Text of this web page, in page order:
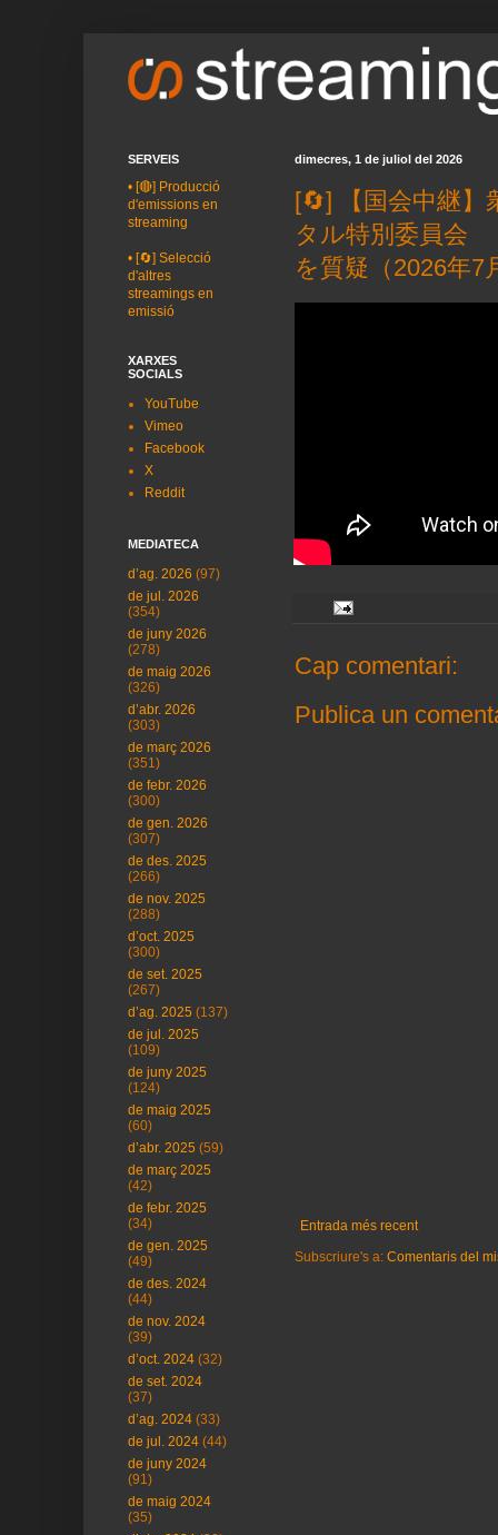
dimecres, 1 de juliol del 2026
[🔄] 【国会中継
タル特別委員会
を質疑（2026年7
Cap comentari:
Publica un
Entrada més recent
Subscriure's a: Comentaris del
SERVEIS
• [🔴] Producció
d'emissions en
streaming
• [🔄] Selecció
d'altres
streamings en
emissió
XARXES
SOCIALS
YouTube
Vimeo
Facebook
X
Reddit
MEDIATECA
d’ag. 2026 (97)
de jul. 2026
(354)
de juny 2026
(278)
de maig 2026
(326)
d’abr. 2026
(303)
de març 2026
(351)
de febr. 2026
(300)
de gen. 2026
(307)
de des. 2025
(266)
de nov. 2025
(288)
d’oct. 2025
(300)
de set. 2025
(267)
d’ag. 2025 (137)
de jul. 2025
(109)
de juny 2025
(124)
de maig 2025
(60)
d’abr. 2025 (59)
de març 2025
(42)
de febr. 2025
(34)
de gen. 2025
(49)
de des. 2024
(44)
de nov. 2024
(39)
d’oct. 2024 (32)
de set. 2024
(37)
d’ag. 2024 (33)
de jul. 2024 (44)
de juny 2024
(91)
de maig 2024
(35)